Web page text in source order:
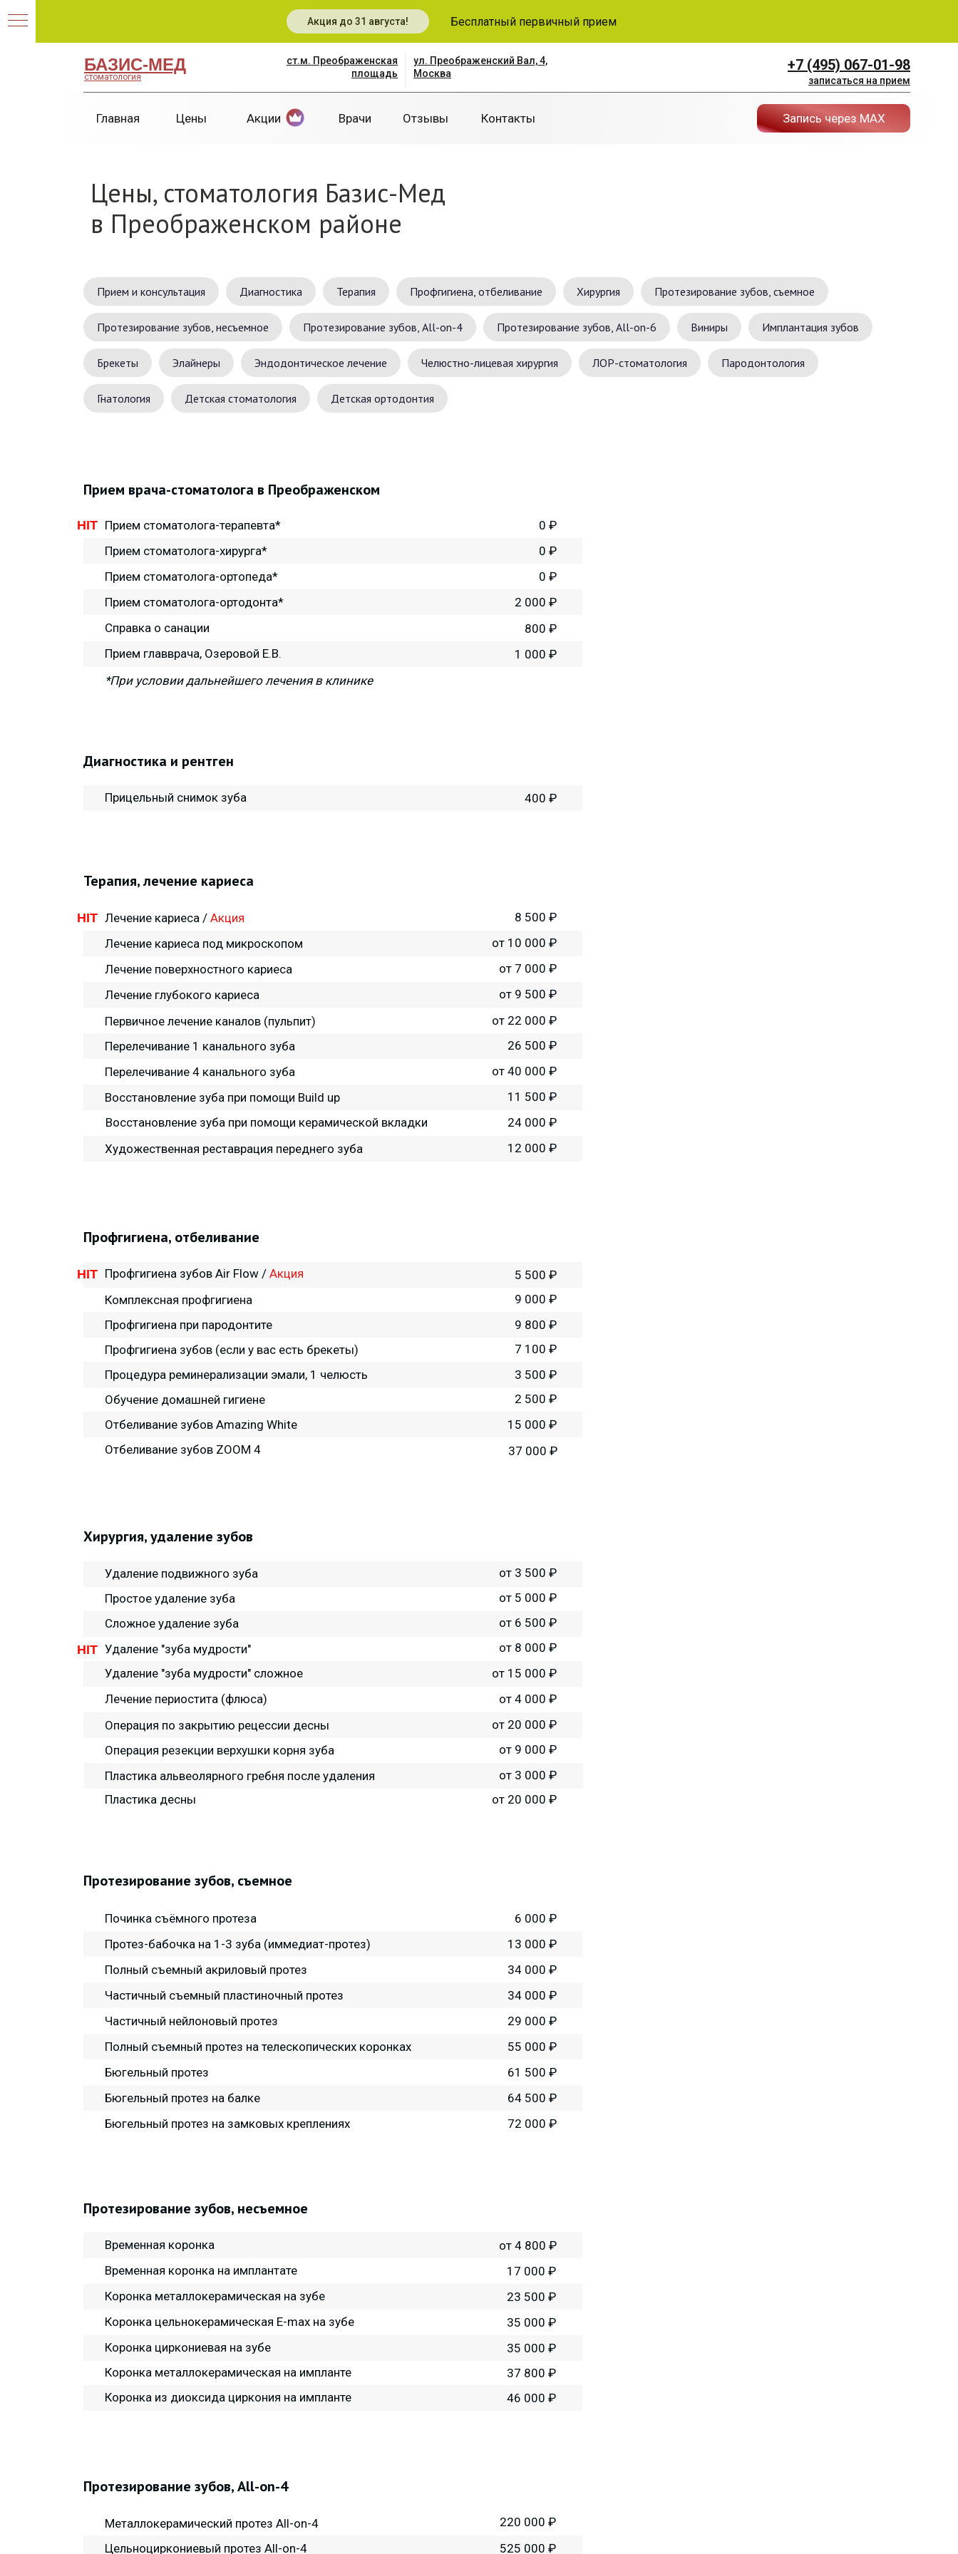
Бесплатный первичный прием
Акция до 31 августа!
Запись через МАХ
ст.м. Преображенская
площадь
ул. Преображенский Вал, 4,
Москва
записаться на прием
+7 (495) 067-01-98
Главная Цены Отзывы
Врачи Контакты
Акции
стоматология
БАЗИС-МЕД
Цены, стоматология Базис-Мед
в Преображенском районе
Прием и консультация Диагностика Терапия Профгигиена, отбеливание Хирургия Протезирование зубов, съемное
Протезирование зубов, несъемное Протезирование зубов, All-on-4 Протезирование зубов, All-on-6 Виниры Имплантация зубов
Брекеты Элайнеры Эндодонтическое лечение Челюстно-лицевая хирургия ЛОР-стоматология Пародонтология
Гнатология Детская стоматология Детская ортодонтия
Прием врача-стоматолога в Преображенском
Прием стоматолога-терапевта*
0 ₽
Прием стоматолога-хирурга*
Прием стоматолога-ортопеда*
Справка о санации 800 ₽
0 ₽
HIT
0 ₽
2 000 ₽
Прием стоматолога-ортодонта*
Прием главврача, Озеровой Е.В.
*При условии дальнейшего лечения в клинике
1 000 ₽
Диагностика и рентген
400 ₽
Прицельный снимок зуба
Терапия, лечение кариеса
Лечение кариеса / Акция
Перелечивание 4 канального зуба
8 500 ₽
Лечение кариеса под микроскопом
Лечение поверхностного кариеса
Первичное лечение каналов (пульпит)
Перелечивание 1 канального зуба
Восстановление зуба при помощи керамической вкладки
от 9 500 ₽
от 22 000 ₽
от 7 000 ₽
HIT
от 10 000 ₽
26 500 ₽
Восстановление зуба при помощи Build up 11 500 ₽
Художественная реставрация переднего зуба 12 000 ₽
от 40 000 ₽
Лечение глубокого кариеса
24 000 ₽
Профгигиена, отбеливание
Профгигиена зубов Air Flow / Акция
5 500 ₽
Комплексная профгигиена
Профгигиена при пародонтите
Процедура реминерализации эмали, 1 челюсть
Обучение домашней гигиене
Отбеливание зубов Amazing White
Отбеливание зубов ZOOM 4
7 100 ₽
3 500 ₽
HIT
9 800 ₽
9 000 ₽
2 500 ₽
37 000 ₽
15 000 ₽
Профгигиена зубов (если у вас есть брекеты)
Хирургия, удаление зубов
Удаление подвижного зуба
Простое удаление зуба
от 3 500 ₽
Сложное удаление зуба
Лечение периостита (флюса)
Операция по закрытию рецессии десны
Операция резекции верхушки корня зуба
Пластика альвеолярного гребня после удаления
от 8 000 ₽
от 15 000 ₽
Удаление "зуба мудрости" сложное
от 6 500 ₽
от 5 000 ₽
от 4 000 ₽
от 9 000 ₽
от 20 000 ₽
HIT Удаление "зуба мудрости"
от 3 000 ₽
Пластика десны
от 20 000 ₽
Протезирование зубов, съемное
Починка съёмного протеза
Протез-бабочка на 1-3 зуба (иммедиат-протез)
Полный съемный акриловый протез
Полный съемный протез на телескопических коронках
Бюгельный протез
Бюгельный протез на балке
Бюгельный протез на замковых креплениях
Частичный нейлоновый протез
Частичный съемный пластиночный протез
6 000 ₽
34 000 ₽
55 000 ₽
29 000 ₽
34 000 ₽
13 000 ₽
61 500 ₽
72 000 ₽
64 500 ₽
Протезирование зубов, несъемное
Временная коронка
Коронка из диоксида циркония на импланте
Коронка металлокерамическая на импланте
Коронка циркониевая на зубе
Коронка цельнокерамическая E-max на зубе
Коронка металлокерамическая на зубе
Временная коронка на имплантате
от 4 800 ₽
46 000 ₽
37 800 ₽
35 000 ₽
35 000 ₽
23 500 ₽
17 000 ₽
Протезирование зубов, All-on-4
Цельноциркониевый протез All-on-4
Металлокерамический протез All-on-4
525 000 ₽
220 000 ₽